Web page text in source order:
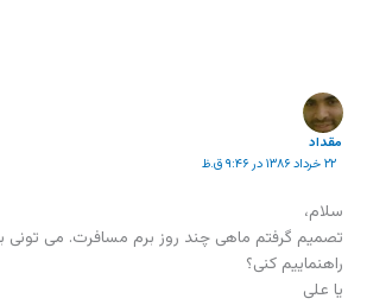
مقداد
۲۲ خرداد ۱۳۸۶ در ۹:۴۶ ق.ظ
سلام،
تصمیم گرفتم ماهی چند روز برم مسافرت. می تونی
راهنماییم کنی؟
یا علی